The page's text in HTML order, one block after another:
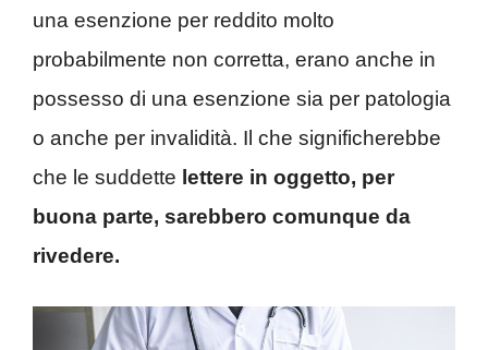
una esenzione per reddito molto
probabilmente non corretta, erano anche in
possesso di una esenzione sia per patologia
o anche per invalidità. Il che significherebbe
che le suddette lettere in oggetto, per
buona parte, sarebbero comunque da
rivedere.